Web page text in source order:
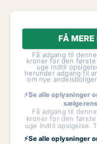
FÅ MERE
Få adgang til
kroner for den
uge indtil
herunder adgang til
om nye
⚡Se alle oplysninger
Få adgang til
kroner for den
uge indtil opsigelse.
⚡Se alle oplysninger